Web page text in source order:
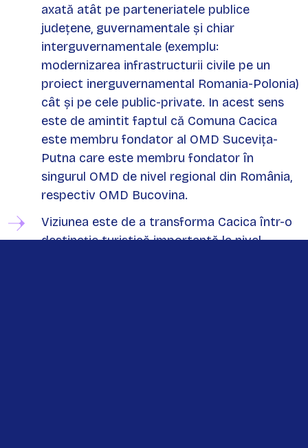
axată atât pe parteneriatele publice
județene, guvernamentale și chiar
interguvernamentale (exemplu:
modernizarea infrastructurii civile pe un
proiect inerguvernamental Romania-Polonia)
cât și pe cele public-private. In acest sens
este de amintit faptul că Comuna Cacica
este membru fondator al OMD Sucevița-
Putna care este membru fondator în
singurul OMD de nivel regional din România,
respectiv OMD Bucovina.
Viziunea este de a transforma Cacica într-o
destinație turistică importantă la nivel